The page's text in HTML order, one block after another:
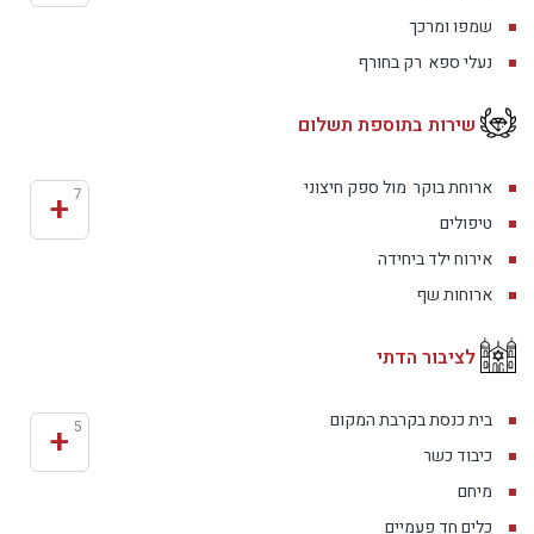
שמפו ומרכך
נעלי ספא רק בחורף
שירות בתוספת תשלום
ארוחת בוקר מול ספק חיצוני
טיפולים
אירוח ילד ביחידה
ארוחות שף
+ 7
לציבור הדתי
בית כנסת בקרבת המקום
כיבוד כשר
מיחם
כלים חד פעמיים
+ 5